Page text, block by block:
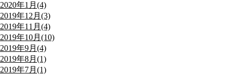
2020年1月(4)
2019年12月(3)
2019年11月(4)
2019年10月(10)
2019年9月(4)
2019年8月(1)
2019年7月(1)